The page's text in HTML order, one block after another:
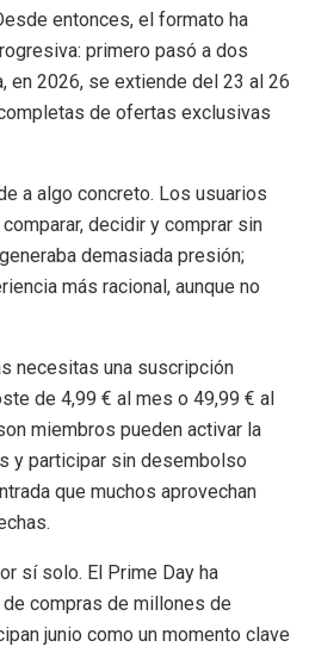
entonces, el formato ha
primero pasó a dos
en 2026, se extiende del 23 al 26
de ofertas exclusivas
a algo concreto. Los usuarios
decidir y comprar sin
demasiada presión;
más racional, aunque no
necesitas una suscripción
de 4,99 € al mes o 49,99 € al
miembros pueden activar la
y participar sin desembolso
que muchos aprovechan
sí solo. El Prime Day ha
compras de millones de
junio como un momento clave